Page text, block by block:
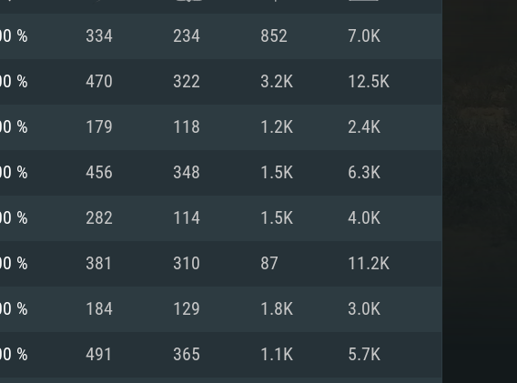
SISTEMA
% 334 234 852 7.0K
% 470 322 3.2K 12.5K
% 179 118 1.2K 2.4K
% 456 348 1.5K 6.3K
% 282 114 1.5K 4.0K
% 381 310 87 11.2K
% 184 129 1.8K 3.0K
% 491 365 1.1K 5.7K